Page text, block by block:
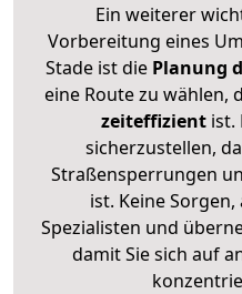
Ein weiterer
Vorbereitung eines
Stade ist diePlanung
eine Route zu wählen,
zeiteffizientist.
sicherzustellen,
Straßensperrungen
ist. Keine
Spezialisten und
damit Sie sich auf